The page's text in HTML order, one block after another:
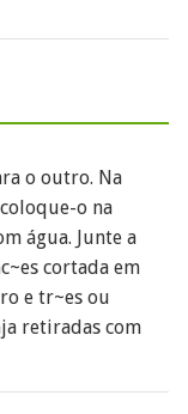
o outro. Na
o na
água. Junte a
cortada em
e tr~es ou
retiradas com